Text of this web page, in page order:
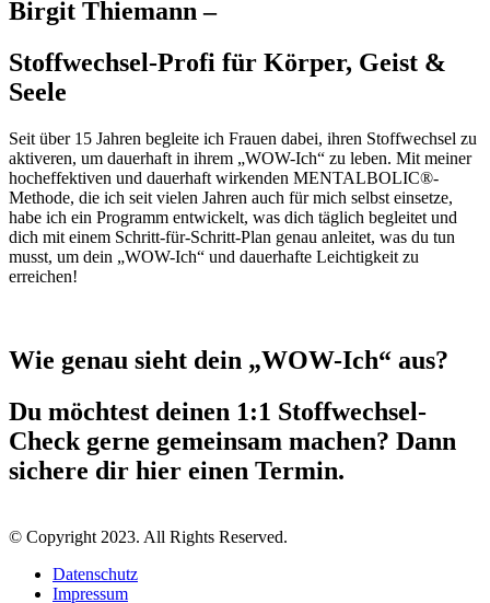
Birgit Thiemann –
Stoffwechsel-Profi für Körper, Geist &
Seele
Seit über 15 Jahren begleite ich Frauen dabei, ihren Stoffwechsel zu
aktiveren, um dauerhaft in ihrem „WOW-Ich“ zu leben. Mit meiner
hocheffektiven und dauerhaft wirkenden MENTALBOLIC®-
Methode, die ich seit vielen Jahren auch für mich selbst einsetze,
habe ich ein Programm entwickelt, was dich täglich begleitet und
dich mit einem Schritt-für-Schritt-Plan genau anleitet, was du tun
musst, um dein „WOW-Ich“ und dauerhafte Leichtigkeit zu
erreichen!
Wie genau sieht dein „WOW-Ich“ aus?
Du möchtest deinen 1:1 Stoffwechsel-
Check gerne gemeinsam machen? Dann
sichere dir hier einen Termin.
© Copyright 2023. All Rights Reserved.
Datenschutz
Impressum